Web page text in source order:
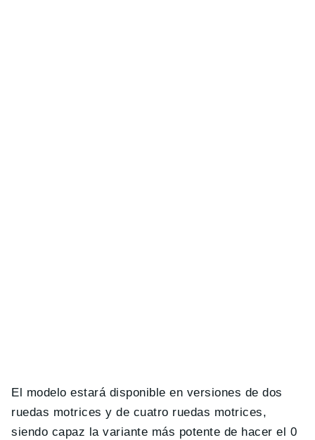
El modelo estará disponible en versiones de dos
ruedas motrices y de cuatro ruedas motrices,
siendo capaz la variante más potente de hacer el 0